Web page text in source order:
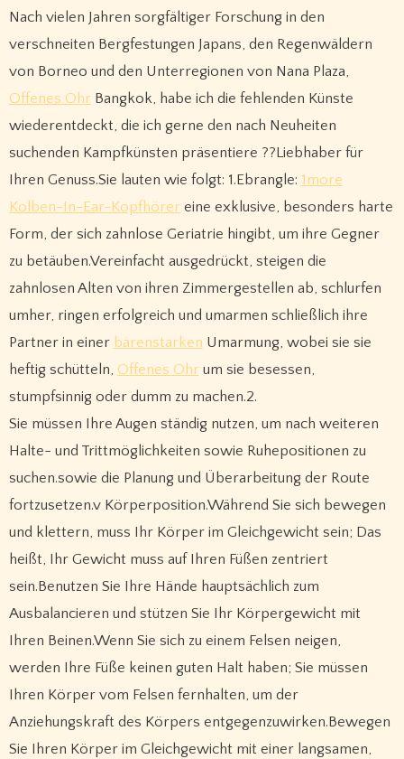
Nach vielen Jahren sorgfältiger Forschung in den
verschneiten Bergfestungen Japans, den Regenwäldern
von Borneo und den Unterregionen von Nana Plaza,
Offenes OhrBangkok, habe ich die fehlenden Künste
wiederentdeckt, die ich gerne den nach Neuheiten
suchenden Kampfkünsten präsentiere ??Liebhaber für
Ihren Genuss.Sie lauten wie folgt: 1.Ebrangle: 1more
Kolben-In-Ear-Kopfhörereine exklusive, besonders harte
Form, der sich zahnlose Geriatrie hingibt, um ihre Gegner
zu betäuben.Vereinfacht ausgedrückt, steigen die
zahnlosen Alten von ihren Zimmergestellen ab, schlurfen
umher, ringen erfolgreich und umarmen schließlich ihre
Partner in einer bärenstarken Umarmung, wobei sie sie
heftig schütteln, Offenes Ohrum sie besessen,
stumpfsinnig oder dumm zu machen.2.
Sie müssen Ihre Augen ständig nutzen, um nach weiteren
Halte- und Trittmöglichkeiten sowie Ruhepositionen zu
suchen.sowie die Planung und Überarbeitung der Route
fortzusetzen.v Körperposition.Während Sie sich bewegen
und klettern, muss Ihr Körper im Gleichgewicht sein; Das
heißt, Ihr Gewicht muss auf Ihren Füßen zentriert
sein.Benutzen Sie Ihre Hände hauptsächlich zum
Ausbalancieren und stützen Sie Ihr Körpergewicht mit
Ihren Beinen.Wenn Sie sich zu einem Felsen neigen,
werden Ihre Füße keinen guten Halt haben; Sie müssen
Ihren Körper vom Felsen fernhalten, um der
Anziehungskraft des Körpers entgegenzuwirken.Bewegen
Sie Ihren Körper im Gleichgewicht mit einer langsamen,